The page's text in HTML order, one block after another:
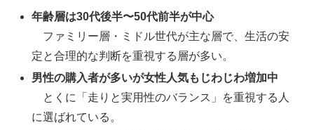
年齢層は30代後半〜50代前半が中心
ファミリー層・ミドル世代が主な層で、生活の安
定と合理的な判断を重視する層が多い。
男性の購入者が多いが女性人気もじわじわ増加中
とくに「走りと実用性のバランス」を重視する人
に選ばれている。